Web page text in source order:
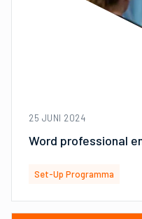
25 JUNI 2024
Word professional
Set-Up Programma